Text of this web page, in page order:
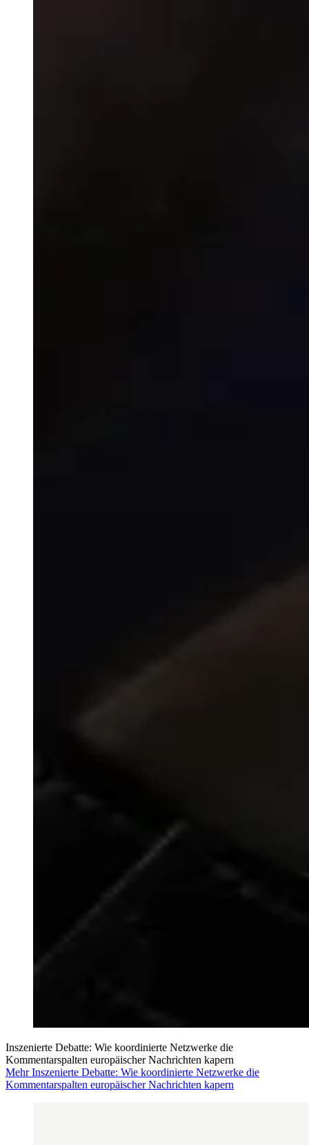
Inszenierte Debatte: Wie koordinierte Netzwerke die
Kommentarspalten europäischer Nachrichten kapern
Mehr Inszenierte Debatte: Wie koordinierte Netzwerke die
Kommentarspalten europäischer Nachrichten kapern